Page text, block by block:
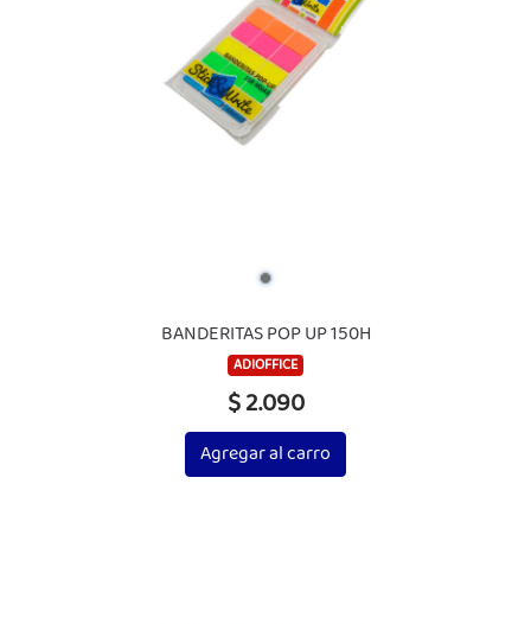
BANDERITAS POP UP 150H
ADIOFFICE
$ 2.090
Agregar al carro